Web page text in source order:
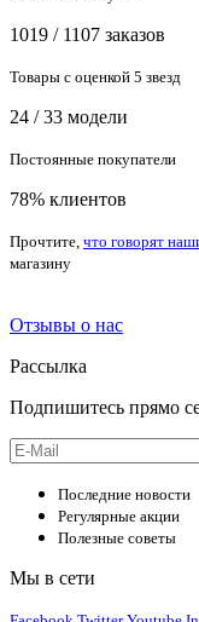
1019 / 1107 заказов
Товары с оценкой 5 звезд
24 / 33 модели
Постоянные покупатели
78% клиентов
Прочтите, что говорят
магазину
Отзывы о нас
Рассылка
Подпишитесь прямо
Последние новости
Регулярные акции
Полезные советы
Мы в сети